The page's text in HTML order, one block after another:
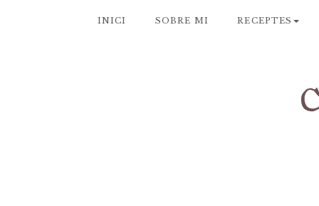
INICI SOBRE MI RECEPTES